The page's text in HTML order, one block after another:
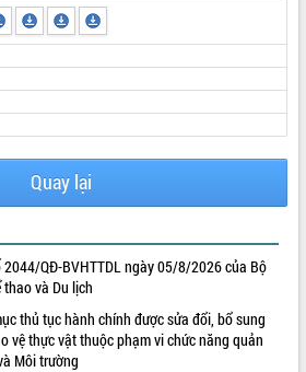
Quay lại
2044/QĐ-BVHTTDL ngày 05/8/2026 của Bộ
và Du lịch
thủ tục hành chính được sửa đổi, bổ sung
vệ thực vật thuộc phạm vi chức năng quản
Môi trường